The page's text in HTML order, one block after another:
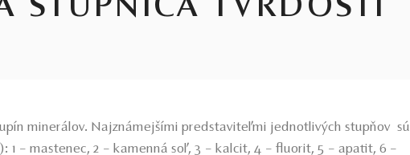
STUPNICA TVRDOSTI
minerálov. Najznámejšími predstaviteľmi jednotlivých stupňov sú
1 – mastenec, 2 – kamenná soľ, 3 – kalcit, 4 – fluorit, 5 – apatit, 6 –